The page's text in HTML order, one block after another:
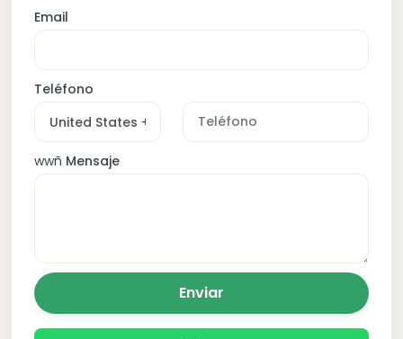
Email
Teléfono
wwñ Mensaje
Enviar